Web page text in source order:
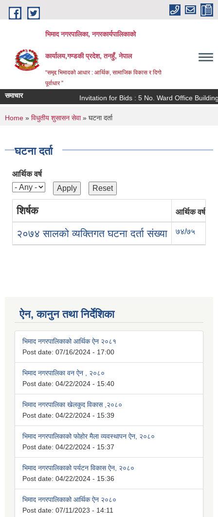
Skip to main content
भिमाद नगरपालिका, नगरकार्यपालिकाको
कार्यालय,गण्डकी प्रदेश, तनहुँ, नेपाल
“समृद्द भिमादको आधार : आर्थिक, सामाजिक विकास र दिगो
पूर्वाधार ”
समाचार Invitation for Bids : 5 No. Ward Office
You are here
Home » विधुतीय शुसासन सेवा» घटना दर्ता
घटना दर्ता
आर्थिक वर्ष
शिर्षक आर्थिक वर्ष
२०७४ सालको व्यक्तिगत घटना दर्ता संख्या ७४/७५
ऐन, कानुन तथा निर्देशिका
भिमाद नगरपालिकाको आर्थिक ऐन २०८१
Post date: 07/16/2024 - 17:00
भिमाद नगरपालिका वन ऐन , २०८०
Post date: 04/22/2024 - 15:40
भिमाद नगरपालिका खेलकुद विकास ,२०८०
Post date: 04/22/2024 - 15:39
भिमाद नगरपालिकाको फोहोर मैला व्यवस्थापन ऐन, २०८०
Post date: 04/22/2024 - 15:37
भिमाद नगरपालिकाको पर्यटन विकास ऐन, २०८०
Post date: 04/22/2024 - 15:36
भिमाद नगरपालिकाको आर्थिक ऐन २०८०
Post date: 07/11/2023 - 14:11